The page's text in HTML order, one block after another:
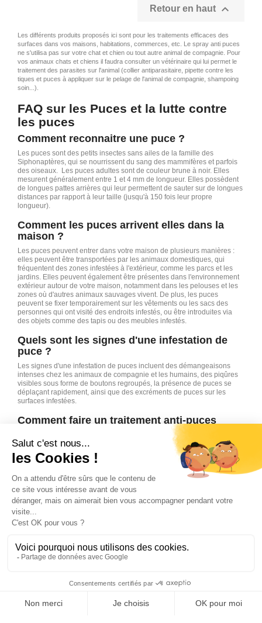
Retour en haut 
Les différents produits proposés ici sont pour les traitements efficaces des
surfaces dans vos maisons, habitations, commerces, etc. Le spray anti puces
ne s'utilisa pas sur votre chat et chien ou tout autre animal de compagnie. Pour
vos animaux chats et chiens il faudra consulter un vétérinaire qui lui permet le
traitement des parasites sur l'animal (collier antiparasitaire, pipette contre les
tiques et puces à appliquer sur le pelage de l'animal de compagnie, shampoing
soin...).
FAQ sur les Puces et la lutte contre
les puces
Comment reconnaitre une puce ?
Les puces sont des petits insectes sans ailes de la famille des
Siphonaptères, qui se nourrissent du sang des mammifères et parfois
des oiseaux. Les puces adultes sont de couleur brune à noir. Elles
mesurent généralement entre 1 et 4 mm de longueur. Elles possèdent
de longues pattes arrières qui leur permettent de sauter sur de longues
distances par rapport à leur taille (jusqu'à 150 fois leur propre
longueur).
Comment les puces arrivent elles dans la
maison ?
Les puces peuvent entrer dans votre maison de plusieurs manières :
elles peuvent être transportées par les animaux domestiques, qui
fréquentent des zones infestées à l'extérieur, comme les parcs et les
jardins. Elles peuvent également être présentes dans l'environnement
extérieur autour de votre maison, notamment dans les pelouses et les
zones où d'autres animaux sauvages vivent. De plus, les puces
peuvent se fixer temporairement sur les vêtements ou les sacs des
personnes qui ont visité des endroits infestés, ou être introduites via
des objets comme des tapis ou des meubles infestés.
Quels sont les signes d'une infestation de
puce ?
Les signes d'une infestation de puces incluent des démangeaisons
intenses chez les animaux de compagnie et les humains, des piqûres
visibles sous forme de boutons regroupés, la présence de puces se
déplaçant rapidement, ainsi que des excréments de puces sur les
surfaces infestées.
Comment faire un traitement anti-puces
La première étape d'un traitement anti puce est d'utiliser un
antiparasitaire pour chien et chat. Rendez vous chez un professionnel
de santé animal afin d'obtenir des produits anti puces et tiques adaptés
(collier anti puces et tiques, pipettes antiparasitaires, comprimés contre
les parasites externes…).
Ensuite vous pouvez traiter toute la maison à l'aide de nos produits
anti-puces. Il faut utiliser des foggers, des
en cas d'infestation forte, l'insecticides liquides pour traiter l'habitat. Les
traitements de surface se font en deux temps à 15 jours d'intervalles
faudra partir de l'habitat pendant 4 heures pour l'humain et 24 heures
pour les animaux (chat et chaton, petit chien, aquariums,...), bébés et
personnes fragiles de sante. Lors de l'utilisation de produit insecticide,
Les chiens et chats et animaux domestiques doivent être
traitement anti puces.